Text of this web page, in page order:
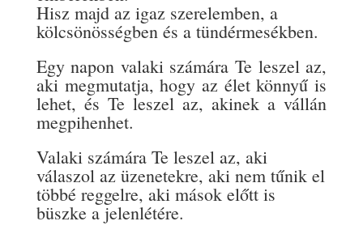
Hisz majd az igaz szerelemben, a
kölcsönösségben és a tündérmesékben.
Egy napon valaki számára Te leszel az,
aki megmutatja, hogy az élet könnyű is
lehet, és Te leszel az, akinek a vállán
megpihenhet.
Valaki számára Te leszel az, aki
válaszol az üzenetekre, aki nem tűnik el
többé reggelre, aki mások előtt is
büszke a jelenlétére.